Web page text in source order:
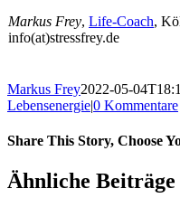
Markus Frey, Life-Coach,
info(at)stressfrey.de
Markus Frey2022-05-
Lebensenergie|0 Kommentare
Share This Story, Choose
Ähnliche Beiträge